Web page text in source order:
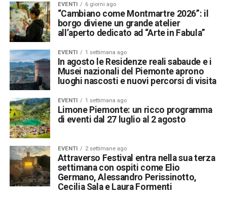
EVENTI 6 giorni ago
“Cambiano come Montmartre 2026”: il
borgo diviene un grande atelier
all’aperto dedicato ad “Arte in Fabula”
EVENTI 1 settimana ago
In agosto le Residenze reali sabaude e i
Musei nazionali del Piemonte aprono
luoghi nascosti e nuovi percorsi di visita
EVENTI 1 settimana ago
Limone Piemonte: un ricco programma
di eventi dal 27 luglio al 2 agosto
EVENTI 2 settimane ago
Attraverso Festival entra nella sua terza
settimana con ospiti come Elio
Germano, Alessandro Perissinotto,
Cecilia Sala e Laura Formenti